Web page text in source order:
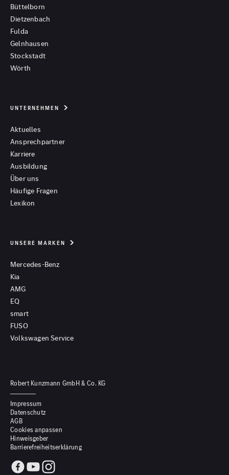
Büttelborn
Dietzenbach
Fulda
Gelnhausen
Stockstadt
Wörth
UNTERNEHMEN
Aktuelles
Ansprechpartner
Karriere
Ausbildung
Über uns
Häufige Fragen
Lexikon
UNSERE MARKEN
Mercedes-Benz
Kia
AMG
EQ
smart
FUSO
Volkswagen Service
Robert Kunzmann GmbH & Co. KG
Impressum
Datenschutz
AGB
Cookies anpassen
Hinweisgeber
Barrierefreiheitserklärung